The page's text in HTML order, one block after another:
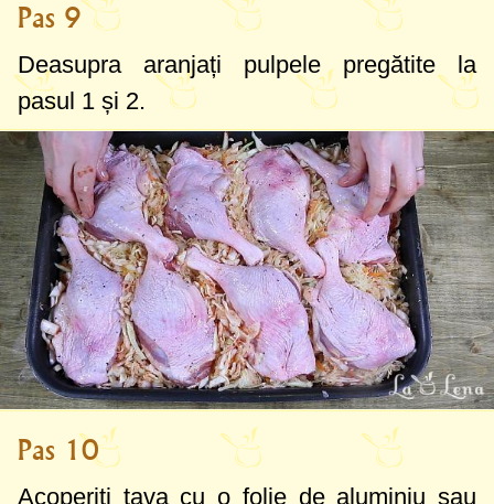
Pas 9
Deasupra aranjați pulpele pregătite la
pasul 1 și 2.
Pas 10
Acoperiți tava cu o folie de aluminiu sau